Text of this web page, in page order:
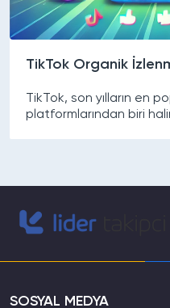
TikTok Organik
TikTok, son yılların en
platformlarından biri
SOSYAL MEDYA